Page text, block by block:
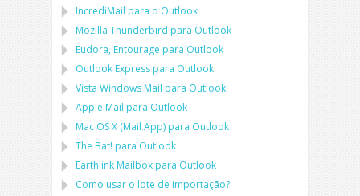
IncrediMail para o Outlook
Mozilla Thunderbird para Outlook
Eudora, Entourage para Outlook
Outlook Express para Outlook
Vista Windows Mail para Outlook
Apple Mail para Outlook
Mac OS X (Mail.App) para Outlook
The Bat! para Outlook
Earthlink Mailbox para Outlook
Como usar o lote de importação?